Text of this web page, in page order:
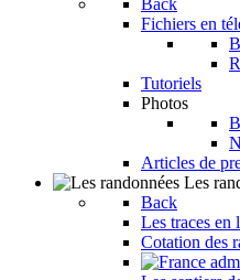
Back
Fichiers en
Tutoriels
Photos
Articles de
Les
Back
Les traces en
Cotation des